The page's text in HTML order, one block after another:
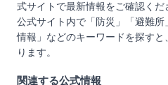
式サイトで最新情報をご確認くだ
公式サイト内で「防災」「避難
情報」などのキーワードを探す
ります。
関連する公式情報